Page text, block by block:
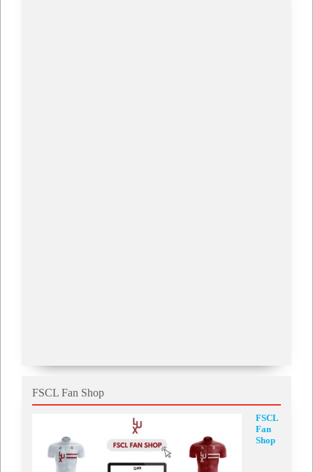
FSCL Fan Shop
FSCL
Fan
Shop